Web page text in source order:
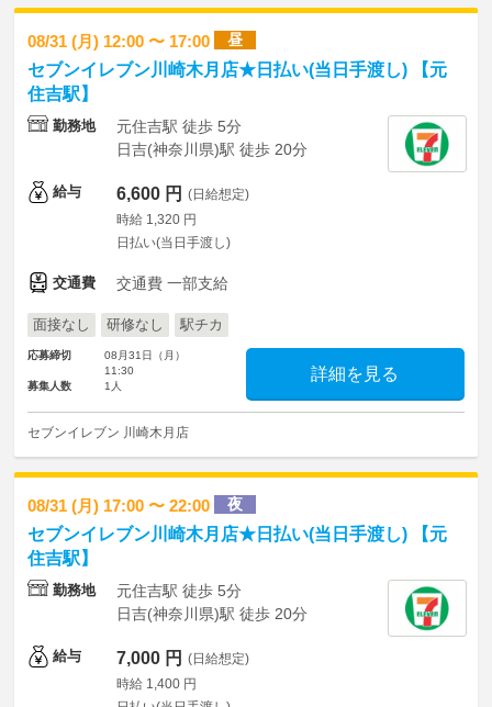
08/31 (月) 12:00 〜 17:00 昼
セブンイレブン川崎木月店★日払い(当日手渡し) 【元
住吉駅】
勤務地
元住吉駅 徒歩 5分
日吉(神奈川県)駅 徒歩 20分
給与 6,600 円 (日給想定)
時給 1,320 円
日払い(当日手渡し)
交通費 交通費 一部支給
面接なし 研修なし 駅チカ
応募締切
08月31日（月）
11:30
募集人数
1人
詳細を見る
セブンイレブン 川崎木月店
08/31 (月) 17:00 〜 22:00 夜
セブンイレブン川崎木月店★日払い(当日手渡し) 【元
住吉駅】
勤務地
元住吉駅 徒歩 5分
日吉(神奈川県)駅 徒歩 20分
給与 7,000 円 (日給想定)
時給 1,400 円